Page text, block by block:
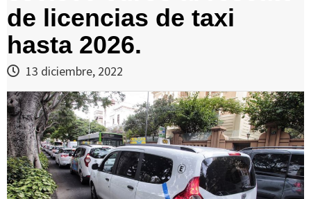
de licencias de taxi
hasta 2026.
13 diciembre, 2022